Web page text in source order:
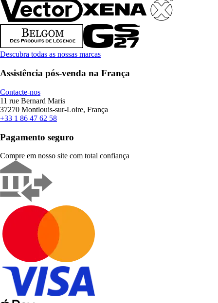
Descubra todas as nossas marcas
Assistência pós-venda na França
Contacte-nos
11 rue Bernard Maris
37270 Montlouis-sur-Loire, França
+33 1 86 47 62 58
Pagamento seguro
Compre em nosso site com total confiança